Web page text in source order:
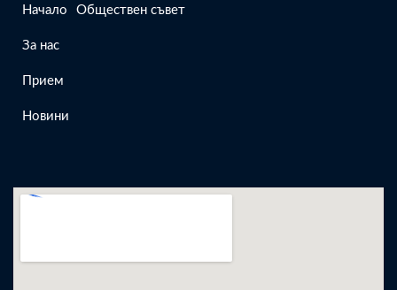
Начало
За нас
Прием
Новини
Обществен съвет